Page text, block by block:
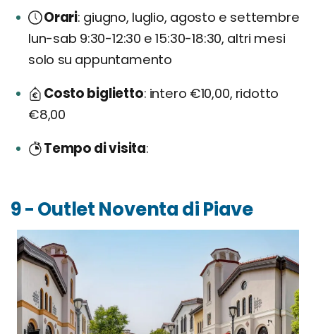
Orari giugno, luglio, agosto e settembre
lun-sab 9:30-12:30 e 15:30-18:30, altri mesi
solo su appuntamento
Costo biglietto intero €10,00, ridotto
€8,00
Tempo di visita
9 - Outlet Noventa di Piave